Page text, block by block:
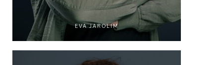
EVA JAROLIM